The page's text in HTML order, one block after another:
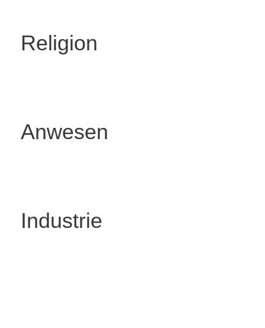
Religion
Anwesen
Industrie